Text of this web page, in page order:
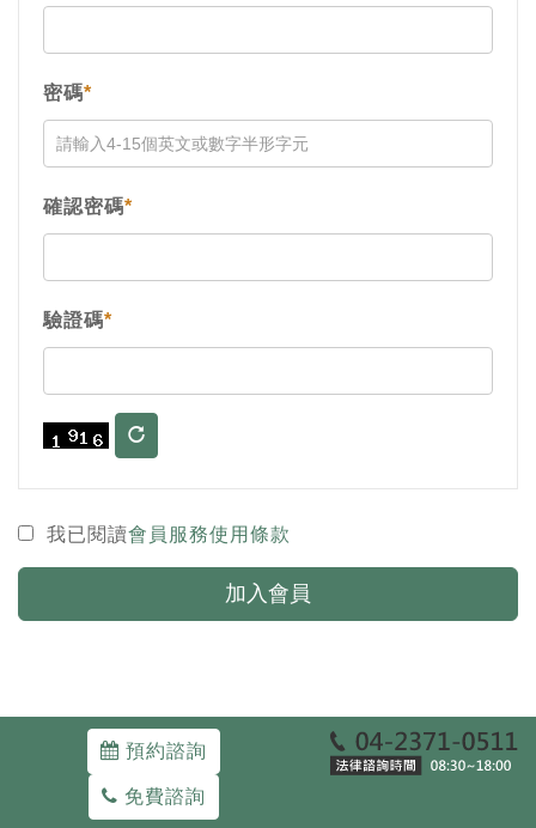
密碼*
確認密碼*
驗證碼*
我已閱讀會員服務使用條款
加入會員
預約諮詢
免費諮詢
Copyright ©WE-DEFEND ATTORNEYS-AT-LAW.
40343 台中市西區三民路一段93號